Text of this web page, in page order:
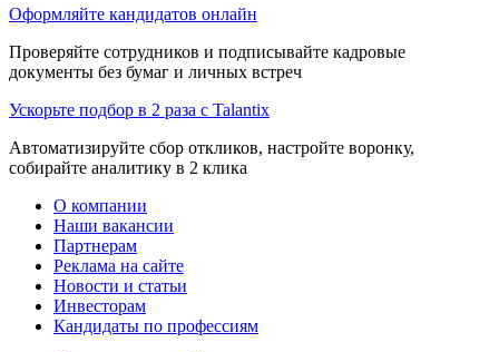
Оформляйте кандидатов онлайн
Проверяйте сотрудников и подписывайте кадровые
документы без бумаг и личных встреч
Ускорьте подбор в 2 раза с Talantix
Автоматизируйте сбор откликов, настройте воронку,
собирайте аналитику в 2 клика
О компании
Наши вакансии
Партнерам
Реклама на сайте
Новости и статьи
Инвесторам
Кандидаты по профессиям